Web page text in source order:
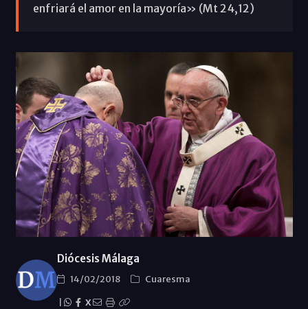
enfriará el amor en la mayoría» (Mt 24,12)
Diócesis Málaga
14/02/2018
Cuaresma
X